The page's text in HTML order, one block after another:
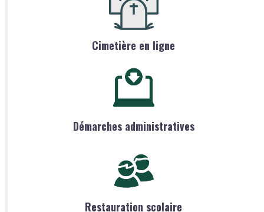
Cimetière en ligne
Démarches administratives
Restauration scolaire